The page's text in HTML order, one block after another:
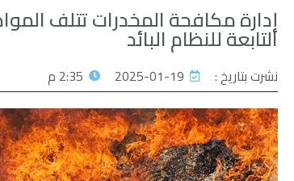
إدارة مكافحة المخدرات تتلف
التابعة للنظام البائد
نشرت بتاريخ : 2025-01-19 2:35 م